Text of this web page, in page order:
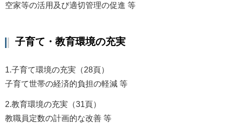
空家等の活用及び適切管理の促進 等
子育て・教育環境の充実
1.子育て環境の充実（28頁）
子育て世帯の経済的負担の軽減 等
2.教育環境の充実（31頁）
教職員定数の計画的な改善 等